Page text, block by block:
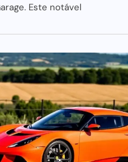
Este notável